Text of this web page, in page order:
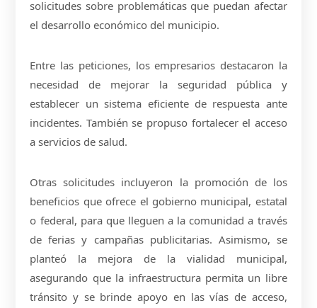
solicitudes sobre problemáticas que puedan afectar
el desarrollo económico del municipio.
Entre las peticiones, los empresarios destacaron la
necesidad de mejorar la seguridad pública y
establecer un sistema eficiente de respuesta ante
incidentes. También se propuso fortalecer el acceso
a servicios de salud.
Otras solicitudes incluyeron la promoción de los
beneficios que ofrece el gobierno municipal, estatal
o federal, para que lleguen a la comunidad a través
de ferias y campañas publicitarias. Asimismo, se
planteó la mejora de la vialidad municipal,
asegurando que la infraestructura permita un libre
tránsito y se brinde apoyo en las vías de acceso,